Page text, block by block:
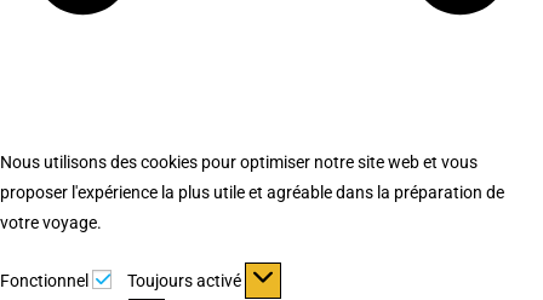
Nous utilisons des cookies pour optimiser notre site web et vous
proposer l'expérience la plus utile et agréable dans la préparation de
votre voyage.
Fonctionnel Fonctionnel
Toujours activé